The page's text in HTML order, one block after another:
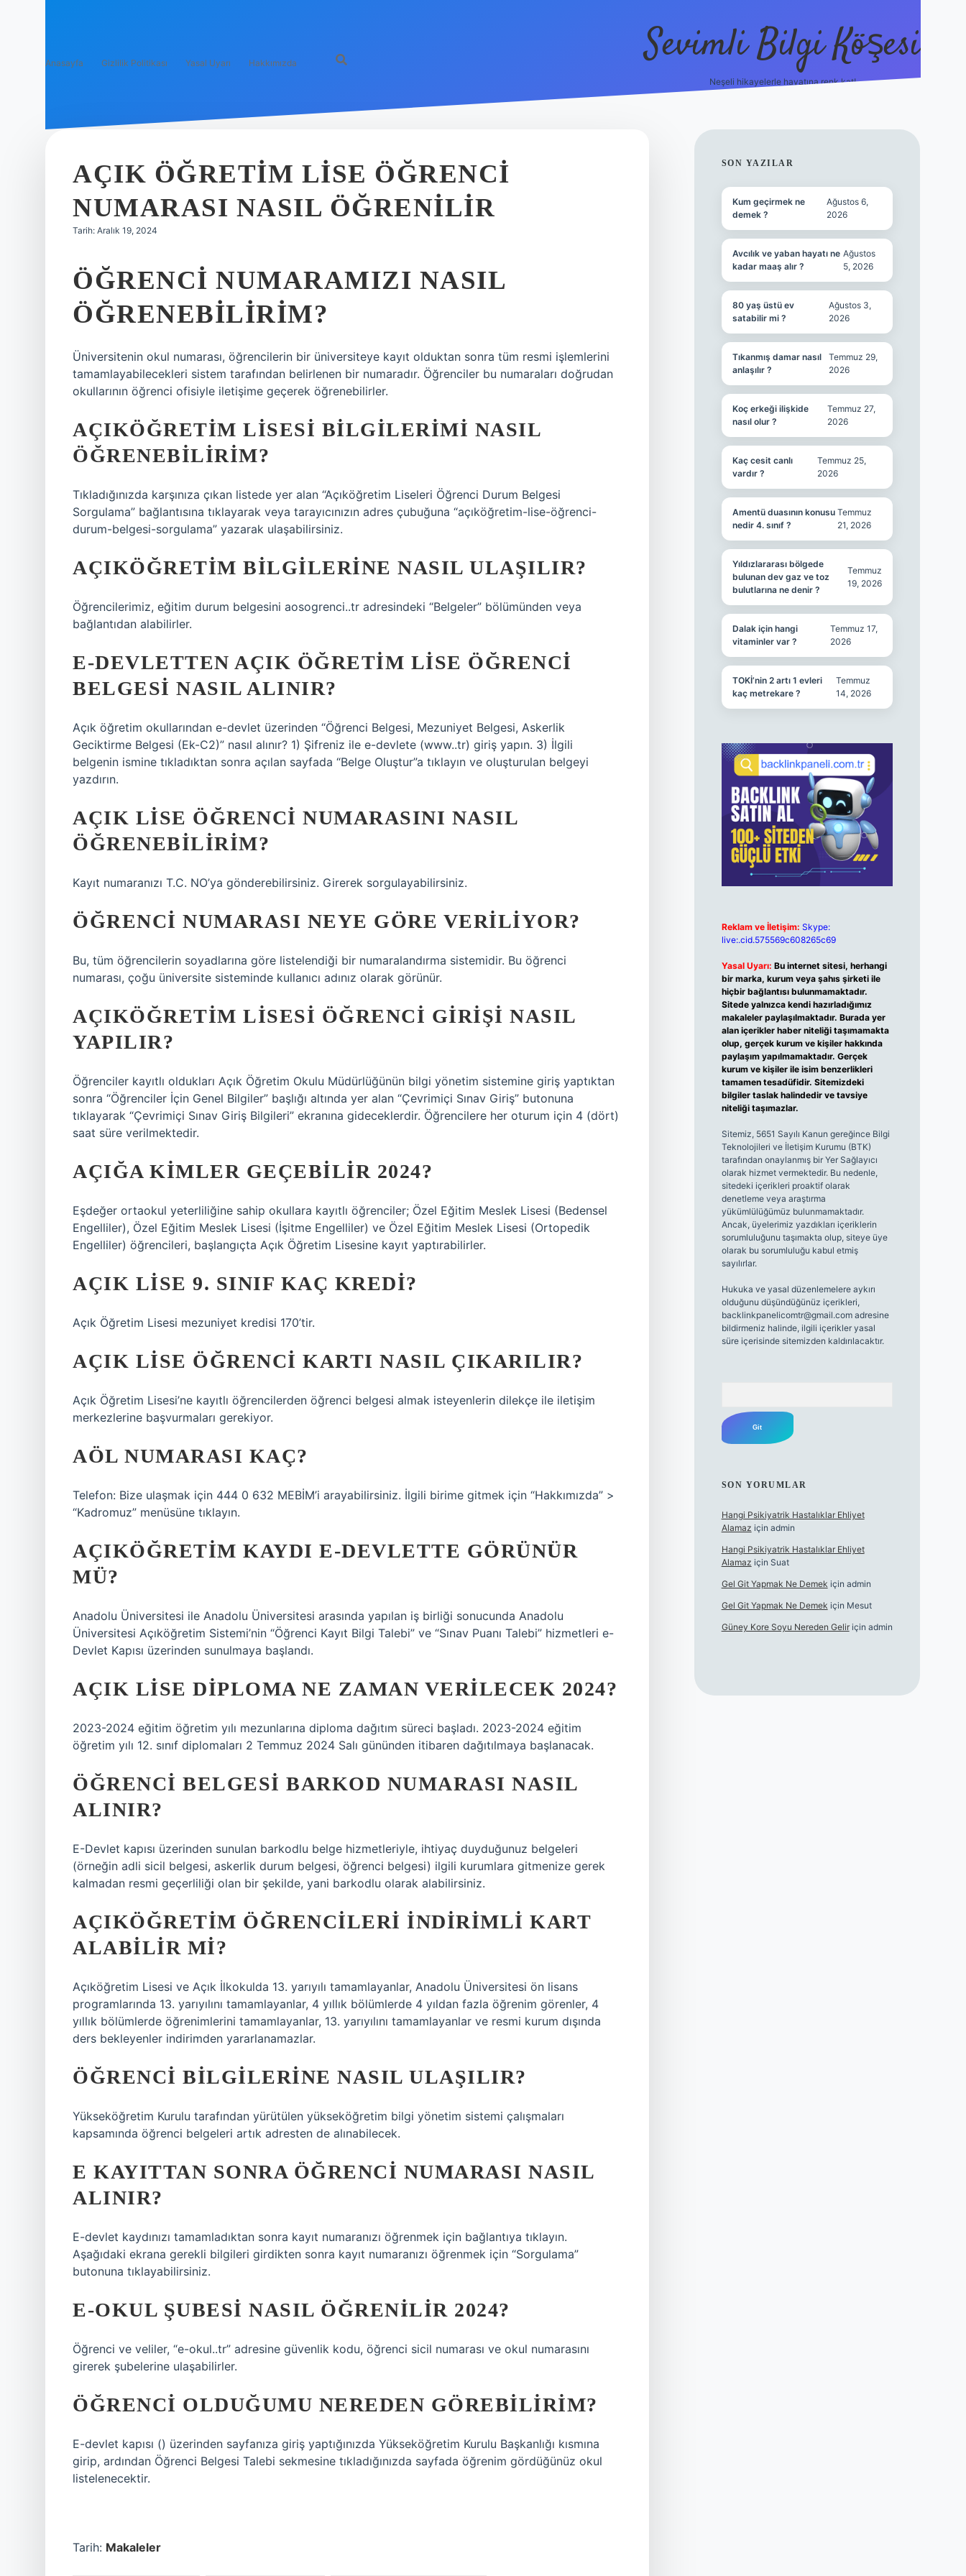
Anasayfa Gizlilik Politikası Yasal Uyarı Hakkımızda Sevimli Bilgi Köşesi
Neşeli hikayelerle hayatına renk kat!
AÇIK ÖĞRETIM LISE ÖĞRENCI
NUMARASI NASIL ÖĞRENILIR
Tarih: Aralık 19, 2024
ÖĞRENCI NUMARAMIZI NASIL
ÖĞRENEBILIRIM?
Üniversitenin okul numarası, öğrencilerin bir üniversiteye kayıt olduktan sonra tüm resmi işlemlerini
tamamlayabilecekleri sistem tarafından belirlenen bir numaradır. Öğrenciler bu numaraları doğrudan
okullarının öğrenci ofisiyle iletişime geçerek öğrenebilirler.
AÇIKÖĞRETIM LISESI BILGILERIMI NASIL
ÖĞRENEBILIRIM?
Tıkladığınızda karşınıza çıkan listede yer alan “Açıköğretim Liseleri Öğrenci Durum Belgesi
Sorgulama” bağlantısına tıklayarak veya tarayıcınızın adres çubuğuna “açıköğretim-lise-öğrenci-
durum-belgesi-sorgulama” yazarak ulaşabilirsiniz.
AÇIKÖĞRETIM BILGILERINE NASIL ULAŞILIR?
Öğrencilerimiz, eğitim durum belgesini aosogrenci..tr adresindeki “Belgeler” bölümünden veya
bağlantıdan alabilirler.
E-DEVLETTEN AÇIK ÖĞRETIM LISE ÖĞRENCI
BELGESI NASIL ALINIR?
Açık öğretim okullarından e-devlet üzerinden “Öğrenci Belgesi, Mezuniyet Belgesi, Askerlik
Geciktirme Belgesi (Ek-C2)” nasıl alınır? 1) Şifreniz ile e-devlete (www..tr) giriş yapın. 3) İlgili
belgenin ismine tıkladıktan sonra açılan sayfada “Belge Oluştur”a tıklayın ve oluşturulan belgeyi
yazdırın.
AÇIK LISE ÖĞRENCI NUMARASINI NASIL
ÖĞRENEBILIRIM?
Kayıt numaranızı T.C. NO’ya gönderebilirsiniz. Girerek sorgulayabilirsiniz.
ÖĞRENCI NUMARASI NEYE GÖRE VERILIYOR?
Bu, tüm öğrencilerin soyadlarına göre listelendiği bir numaralandırma sistemidir. Bu öğrenci
numarası, çoğu üniversite sisteminde kullanıcı adınız olarak görünür.
AÇIKÖĞRETIM LISESI ÖĞRENCI GIRIŞI NASIL
YAPILIR?
Öğrenciler kayıtlı oldukları Açık Öğretim Okulu Müdürlüğünün bilgi yönetim sistemine giriş yaptıktan
sonra “Öğrenciler İçin Genel Bilgiler” başlığı altında yer alan “Çevrimiçi Sınav Giriş” butonuna
tıklayarak “Çevrimiçi Sınav Giriş Bilgileri” ekranına gideceklerdir. Öğrencilere her oturum için 4 (dört)
saat süre verilmektedir.
AÇIĞA KIMLER GEÇEBILIR 2024?
Eşdeğer ortaokul yeterliliğine sahip okullara kayıtlı öğrenciler; Özel Eğitim Meslek Lisesi (Bedensel
Engelliler), Özel Eğitim Meslek Lisesi (İşitme Engelliler) ve Özel Eğitim Meslek Lisesi (Ortopedik
Engelliler) öğrencileri, başlangıçta Açık Öğretim Lisesine kayıt yaptırabilirler.
AÇIK LISE 9. SINIF KAÇ KREDI?
Açık Öğretim Lisesi mezuniyet kredisi 170’tir.
AÇIK LISE ÖĞRENCI KARTI NASIL ÇIKARILIR?
Açık Öğretim Lisesi’ne kayıtlı öğrencilerden öğrenci belgesi almak isteyenlerin dilekçe ile iletişim
merkezlerine başvurmaları gerekiyor.
AÖL NUMARASI KAÇ?
Telefon: Bize ulaşmak için 444 0 632 MEBİM’i arayabilirsiniz. İlgili birime gitmek için “Hakkımızda” >
“Kadromuz” menüsüne tıklayın.
AÇIKÖĞRETIM KAYDI E-DEVLETTE GÖRÜNÜR
MÜ?
Anadolu Üniversitesi ile Anadolu Üniversitesi arasında yapılan iş birliği sonucunda Anadolu
Üniversitesi Açıköğretim Sistemi’nin “Öğrenci Kayıt Bilgi Talebi” ve “Sınav Puanı Talebi” hizmetleri e-
Devlet Kapısı üzerinden sunulmaya başlandı.
AÇIK LISE DIPLOMA NE ZAMAN VERILECEK 2024?
2023-2024 eğitim öğretim yılı mezunlarına diploma dağıtım süreci başladı. 2023-2024 eğitim
öğretim yılı 12. sınıf diplomaları 2 Temmuz 2024 Salı gününden itibaren dağıtılmaya başlanacak.
ÖĞRENCI BELGESI BARKOD NUMARASI NASIL
ALINIR?
E-Devlet kapısı üzerinden sunulan barkodlu belge hizmetleriyle, ihtiyaç duyduğunuz belgeleri
(örneğin adli sicil belgesi, askerlik durum belgesi, öğrenci belgesi) ilgili kurumlara gitmenize gerek
kalmadan resmi geçerliliği olan bir şekilde, yani barkodlu olarak alabilirsiniz.
AÇIKÖĞRETIM ÖĞRENCILERI INDIRIMLI KART
ALABILIR MI?
Açıköğretim Lisesi ve Açık İlkokulda 13. yarıyılı tamamlayanlar, Anadolu Üniversitesi ön lisans
programlarında 13. yarıyılını tamamlayanlar, 4 yıllık bölümlerde 4 yıldan fazla öğrenim görenler, 4
yıllık bölümlerde öğrenimlerini tamamlayanlar, 13. yarıyılını tamamlayanlar ve resmi kurum dışında
ders bekleyenler indirimden yararlanamazlar.
ÖĞRENCI BILGILERINE NASIL ULAŞILIR?
Yükseköğretim Kurulu tarafından yürütülen yükseköğretim bilgi yönetim sistemi çalışmaları
kapsamında öğrenci belgeleri artık adresten de alınabilecek.
E KAYITTAN SONRA ÖĞRENCI NUMARASI NASIL
ALINIR?
E-devlet kaydınızı tamamladıktan sonra kayıt numaranızı öğrenmek için bağlantıya tıklayın.
Aşağıdaki ekrana gerekli bilgileri girdikten sonra kayıt numaranızı öğrenmek için “Sorgulama”
butonuna tıklayabilirsiniz.
E-OKUL ŞUBESI NASIL ÖĞRENILIR 2024?
Öğrenci ve veliler, “e-okul..tr” adresine güvenlik kodu, öğrenci sicil numarası ve okul numarasını
girerek şubelerine ulaşabilirler.
ÖĞRENCI OLDUĞUMU NEREDEN GÖREBILIRIM?
E-devlet kapısı () üzerinden sayfanıza giriş yaptığınızda Yükseköğretim Kurulu Başkanlığı kısmına
girip, ardından Öğrenci Belgesi Talebi sekmesine tıkladığınızda sayfada öğrenim gördüğünüz okul
listelenecektir.
Tarih: Makaleler
SIDEBAR
SON YAZILAR
Kum geçirmek ne
demek ?
Ağustos 6,
2026
Avcılık ve yaban hayatı ne
kadar maaş alır ?
Ağustos
5, 2026
80 yaş üstü ev
satabilir mi ?
Ağustos 3,
2026
Tıkanmış damar nasıl
anlaşılır ?
Temmuz 29,
2026
Koç erkeği ilişkide
nasıl olur ?
Temmuz 27,
2026
Kaç cesit canlı
vardır ?
Temmuz 25,
2026
Amentü duasının konusu
nedir 4. sınıf ?
Temmuz
21, 2026
Yıldızlararası bölgede
bulunan dev gaz ve toz
bulutlarına ne denir ?
Temmuz
19, 2026
Dalak için hangi
vitaminler var ?
Temmuz 17,
2026
TOKİ’nin 2 artı 1 evleri
kaç metrekare ?
Temmuz
14, 2026
Reklam ve İletişim: Skype:
live:.cid.575569c608265c69
Yasal Uyarı: Bu internet sitesi, herhangi
bir marka, kurum veya şahıs şirketi ile
hiçbir bağlantısı bulunmamaktadır.
Sitede yalnızca kendi hazırladığımız
makaleler paylaşılmaktadır. Burada yer
alan içerikler haber niteliği taşımamakta
olup, gerçek kurum ve kişiler hakkında
paylaşım yapılmamaktadır. Gerçek
kurum ve kişiler ile isim benzerlikleri
tamamen tesadüfidir. Sitemizdeki
bilgiler taslak halindedir ve tavsiye
niteliği taşımazlar.
Sitemiz, 5651 Sayılı Kanun gereğince Bilgi
Teknolojileri ve İletişim Kurumu (BTK)
tarafından onaylanmış bir Yer Sağlayıcı
olarak hizmet vermektedir. Bu nedenle,
sitedeki içerikleri proaktif olarak
denetleme veya araştırma
yükümlülüğümüz bulunmamaktadır.
Ancak, üyelerimiz yazdıkları içeriklerin
sorumluluğunu taşımakta olup, siteye üye
olarak bu sorumluluğu kabul etmiş
sayılırlar.
Hukuka ve yasal düzenlemelere aykırı
olduğunu düşündüğünüz içerikleri,
backlinkpanelicomtr@gmail.comadresine
bildirmeniz halinde, ilgili içerikler yasal
süre içerisinde sitemizden kaldırılacaktır.
SON YORUMLAR
Hangi Psikiyatrik Hastalıklar Ehliyet
Alamaz için admin
Hangi Psikiyatrik Hastalıklar Ehliyet
Alamaz için Suat
Gel Git Yapmak Ne Demek için admin
Gel Git Yapmak Ne Demek için Mesut
Güney Kore Soyu Nereden Geliriçin admin
hiltonbet güncel giriş